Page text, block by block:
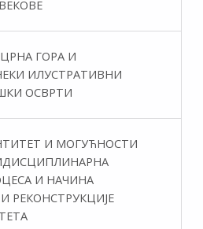
ГОРА И
ИЛУСТРАТИВНИ
ОСВРТИ
И МОГУЋНОСТИ
И НАЧИНА
РЕКОНСТРУКЦИЈЕ